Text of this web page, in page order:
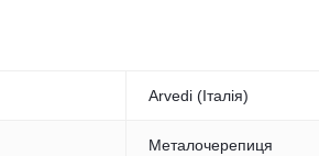
Arvedi (Італія)
Металочерепиця